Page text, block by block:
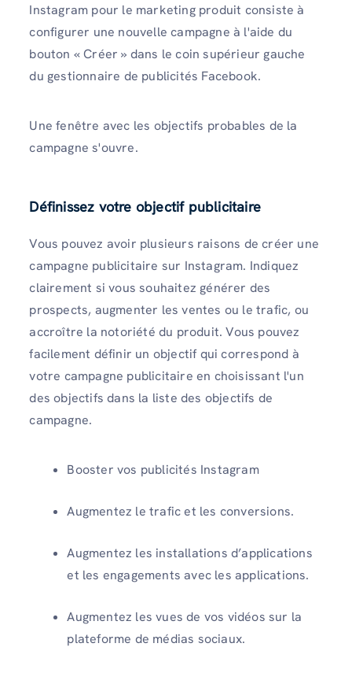
Instagram pour le marketing produit consiste à
configurer une nouvelle campagne à l'aide du
bouton « Créer » dans le coin supérieur gauche
du gestionnaire de publicités Facebook.
Une fenêtre avec les objectifs probables de la
campagne s'ouvre.
Définissez votre objectif publicitaire
Vous pouvez avoir plusieurs raisons de créer une
campagne publicitaire sur Instagram. Indiquez
clairement si vous souhaitez générer des
prospects, augmenter les ventes ou le trafic, ou
accroître la notoriété du produit. Vous pouvez
facilement définir un objectif qui correspond à
votre campagne publicitaire en choisissant l'un
des objectifs dans la liste des objectifs de
campagne.
Booster vos publicités Instagram
Augmentez le trafic et les conversions.
Augmentez les installations d’applications
et les engagements avec les applications.
Augmentez les vues de vos vidéos sur la
plateforme de médias sociaux.